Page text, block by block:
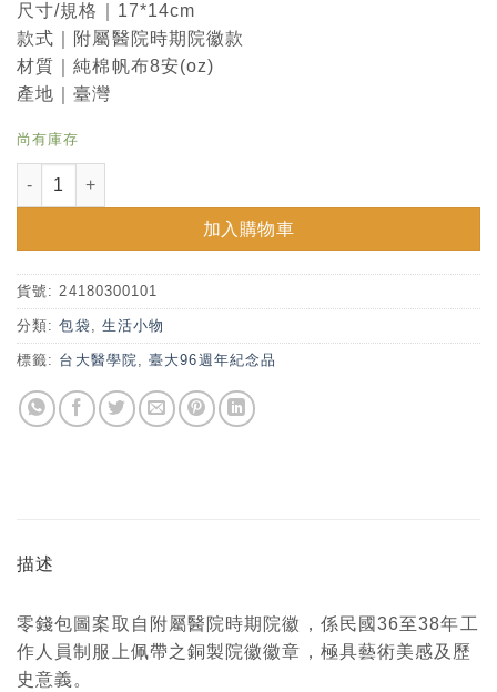
尺寸/規格｜17*14cm
款式｜附屬醫院時期院徽款
材質｜純棉帆布8安(oz)
產地｜臺灣
尚有庫存
台大醫學院三角零錢包-附屬醫院時期院徽 數量
加入購物車
貨號: 24180300101
分類:包袋 生活小物
標籤: 台大醫學院 ,臺大96週年紀念品
描述
零錢包圖案取自附屬醫院時期院徽，係民國36至38年工
作人員制服上佩帶之銅製院徽徽章，極具藝術美感及歷
史意義。